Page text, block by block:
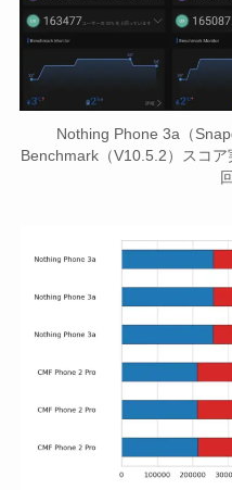
Nothing Phone 3a（
Benchmark（V10.5.2）スコ